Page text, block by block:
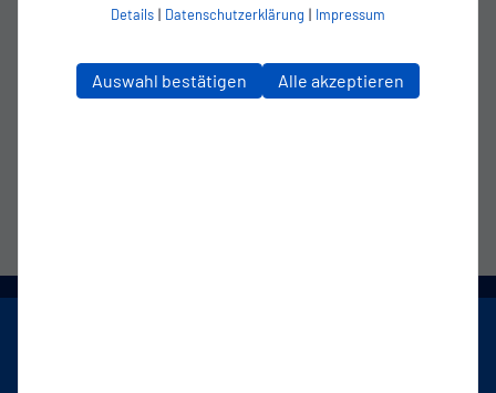
Details | Datenschutzerklärung | Impressum
Auswahl bestätigen Alle akzeptieren
Größe: 1,90 Meter
Letzte Station: SSV Jeddeloh